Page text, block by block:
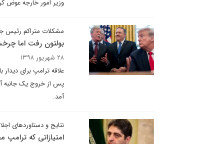
وزیر امور خارجه عوض
مشکلات متراکم رئیس
بولتون رفت اما
۲۸ شهریور ۱۳۹۸
علاقه ترامپ برای
پس از خروج یک جانبه
آمد.
نتایج و دستاوردهای اجلاس جی
امتیازاتی که